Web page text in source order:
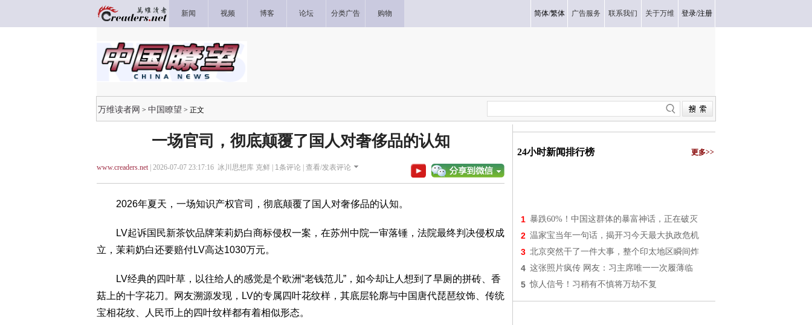
新闻 视频 博客 论坛 分类广告 购物 简体/繁体 广告服务 联系我们 关于万维 登录/注册
万维读者网 > 中国瞭望 > 正文
一场官司，彻底颠覆了国人对奢侈品的认知
www.creaders.net| 2026-07-07 23:17:16 冰川思想库 克鲜 | 1条评论 | 查看/发表评论
2026年夏天，一场知识产权官司，彻底颠覆了国人对奢侈品的认知。
LV起诉国民新茶饮品牌茉莉奶白商标侵权一案，在苏州中院一审落锤，法院最终判决侵权成
立，茉莉奶白还要赔付LV高达1030万元。
LV经典的四叶草，以往给人的感觉是个欧洲“老钱范儿”，如今却让人想到了旱厕的拼砖、香
菇上的十字花刀。网友溯源发现，LV的专属四叶花纹样，其底层轮廓与中国唐代琵琶纹饰、传统
宝相花纹、人民币上的四叶纹样都有着相似形态。
24小时新闻排行榜 更多>>
1 暴跌60%！中国这群体的暴富神话，正在破灭
2 温家宝当年一句话，揭开习今天最大执政危机
3 北京突然干了一件大事，整个印太地区瞬间炸
4 这张照片疯传 网友：习主席唯一一次履薄临
5 惊人信号！习稍有不慎将万劫不复